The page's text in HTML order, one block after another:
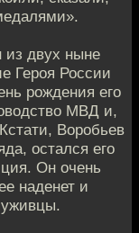
двух ныне
Героя России
рождения его
МВД и,
Воробьев
остался его
Он очень
наденет и